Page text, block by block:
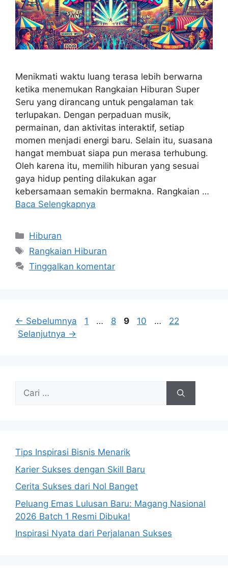
Menikmati waktu luang terasa lebih berwarna
ketika menemukan Rangkaian Hiburan Super
Seru yang dirancang untuk pengalaman tak
terlupakan. Dengan perpaduan musik,
permainan, dan aktivitas interaktif, setiap
momen menjadi energi baru. Selain itu, suasana
hangat membuat siapa pun merasa terhubung.
Oleh karena itu, memilih hiburan yang sesuai
gaya hidup penting dilakukan agar
kebersamaan semakin bermakna. Rangkaian …
Baca Selengkapnya
Kategori
Hiburan
Tag
Rangkaian Hiburan
Tinggalkan komentar
← Sebelumnya Halaman
1 … Halaman
8 Halaman
9 Halaman
10 … Halaman
22
Selanjutnya →
Cari
Tips Inspirasi Bisnis Menarik
Karier Sukses dengan Skill Baru
Cerita Sukses dari Nol Banget
Peluang Emas Lulusan Baru: Magang Nasional
2026 Batch 1 Resmi Dibuka!
Inspirasi Nyata dari Perjalanan Sukses